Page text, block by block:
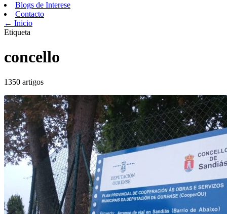
Blogs de Interese
Contacto
← Inicio
Etiqueta
concello
1350 artigos